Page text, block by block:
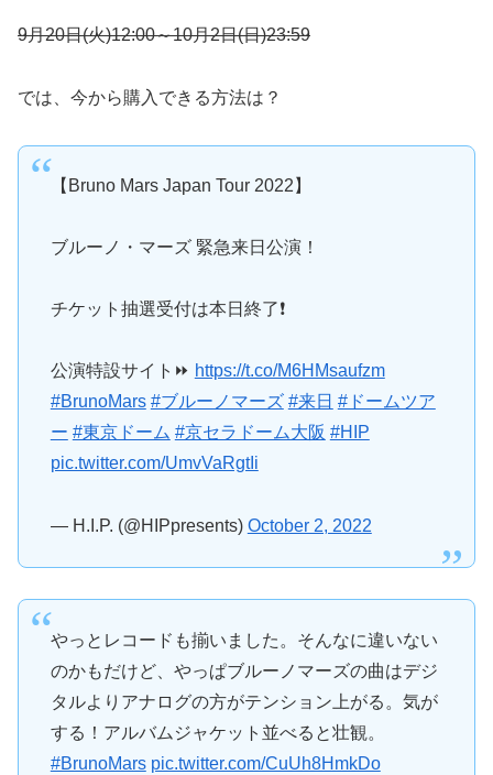
9月20日(火)12:00～10月2日(日)23:59
では、今から購入できる方法は？
【Bruno Mars Japan Tour 2022】
ブルーノ・マーズ 緊急来日公演！
チケット抽選受付は本日終了❗️
公演特設サイト⏩ https://t.co/M6HMsaufzm
#BrunoMars #ブルーノマーズ #来日 #ドームツア
ー #東京ドーム #京セラドーム大阪 #HIP
pic.twitter.com/UmvVaRgtIi
— H.I.P. (@HIPpresents) October 2, 2022
やっとレコードも揃いました。そんなに違いない
のかもだけど、やっぱブルーノマーズの曲はデジ
タルよりアナログの方がテンション上がる。気が
する！アルバムジャケット並べると壮観。
#BrunoMars pic.twitter.com/CuUh8HmkDo